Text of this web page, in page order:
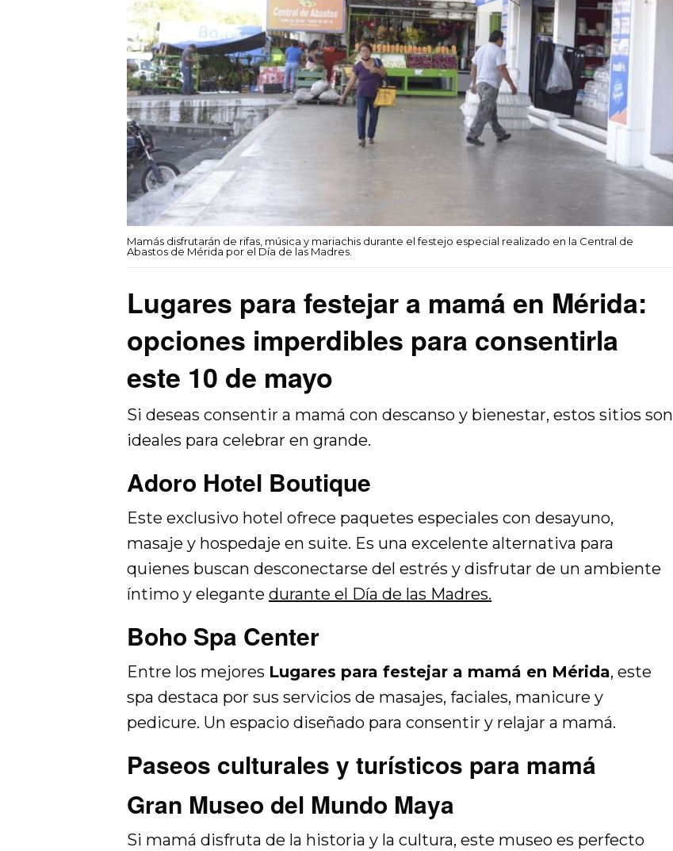
Mamás disfrutarán de rifas, música y mariachis durante el festejo especial realizado en la Central de
Abastos de Mérida por el Día de las Madres.
Lugares para festejar a mamá en Mérida:
opciones imperdibles para consentirla
este 10 de mayo
Si deseas consentir a mamá con descanso y bienestar, estos sitios son
ideales para celebrar en grande.
Adoro Hotel Boutique
Este exclusivo hotel ofrece paquetes especiales con desayuno,
masaje y hospedaje en suite. Es una excelente alternativa para
quienes buscan desconectarse del estrés y disfrutar de un ambiente
íntimo y elegantedurante el Día de las Madres.
Boho Spa Center
Entre los mejores Lugares para festejar a mamá en Mérida, este
spa destaca por sus servicios de masajes, faciales, manicure y
pedicure. Un espacio diseñado para consentir y relajar a mamá.
Paseos culturales y turísticos para mamá
Gran Museo del Mundo Maya
Si mamá disfruta de la historia y la cultura, este museo es perfecto